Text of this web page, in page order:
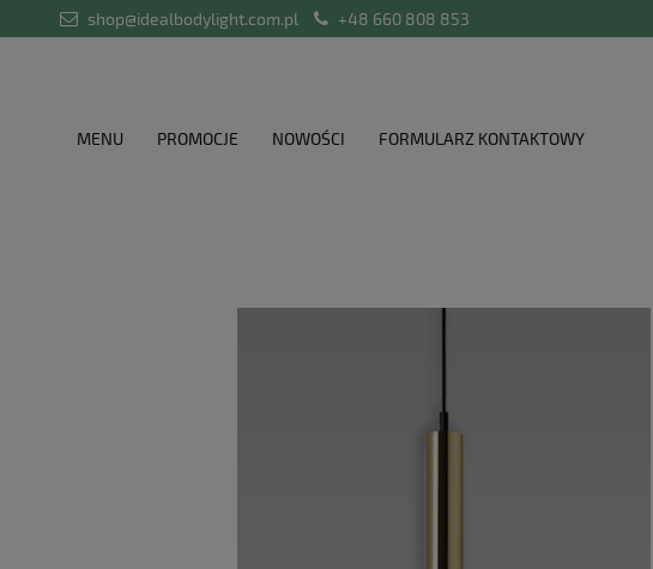
shop@idealbodylight.com.pl +48 660 808 853
MENU PROMOCJE NOWOŚCI FORMULARZ KONTAKTOWY